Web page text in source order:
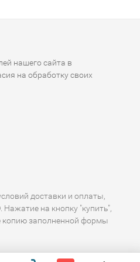
нашего сайта в
на обработку своих
доставки и оплаты,
на кнопку "купить",
копию заполненной формы